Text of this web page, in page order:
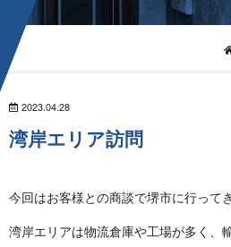
2023.04.28
湾岸エ リ ア 訪 問
今回はお客様との商談で堺市に行ってき
湾岸エリアは物流倉庫や工場が多く、